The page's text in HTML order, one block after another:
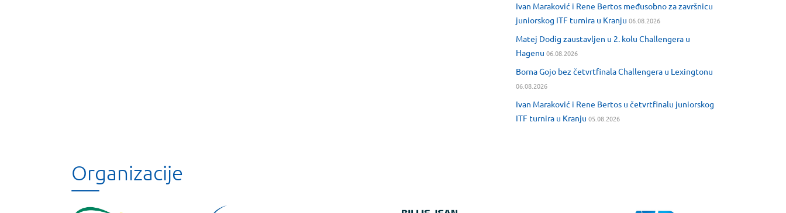
Ivan Maraković i Rene Bertos međusobno za završnicu
juniorskog ITF turnira u Kranju 06.08.2026
Matej Dodig zaustavljen u 2. kolu Challengera u
Hagenu 06.08.2026
Borna Gojo bez četvrtfinala Challengera u Lexingtonu
06.08.2026
Ivan Maraković i Rene Bertos u četvrtfinalu juniorskog
ITF turnira u Kranju 05.08.2026
Organizacije